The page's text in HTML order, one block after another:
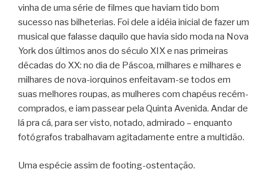
vinha de uma série de filmes que haviam tido bom
sucesso nas bilheterias. Foi dele a idéia inicial de fazer um
musical que falasse daquilo que havia sido moda na Nova
York dos últimos anos do século XIX e nas primeiras
décadas do XX: no dia de Páscoa, milhares e milhares e
milhares de nova-iorquinos enfeitavam-se todos em
suas melhores roupas, as mulheres com chapéus recém-
comprados, e iam passear pela Quinta Avenida. Andar de
lá pra cá, para ser visto, notado, admirado – enquanto
fotógrafos trabalhavam agitadamente entre a multidão.
Uma espécie assim de footing-ostentação.